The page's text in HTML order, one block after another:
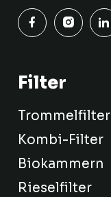
Filter
Trommelfilter
Kombi-Filter
Biokammern
Rieselfilter